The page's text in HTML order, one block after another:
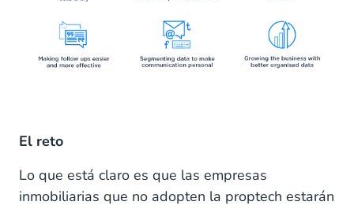
El reto
Lo que está claro es que las empresas
inmobiliarias que no adopten la proptech estarán